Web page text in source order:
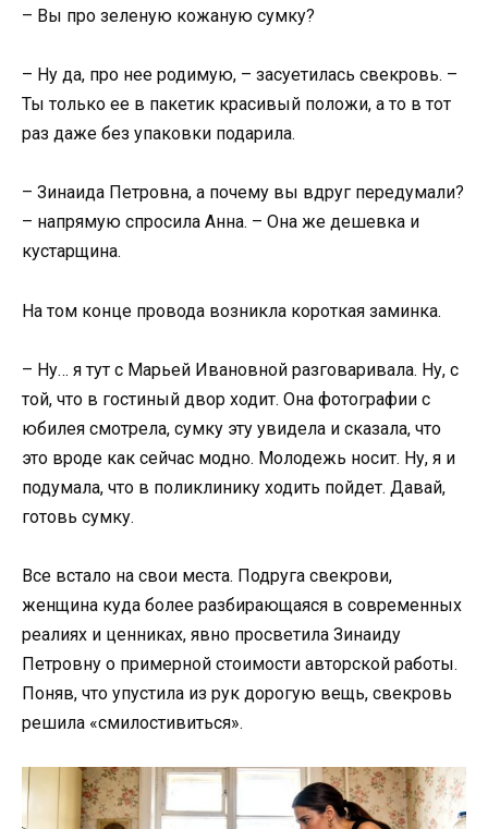
– Вы про зеленую кожаную сумку?
– Ну да, про нее родимую, – засуетилась свекровь. –
Ты только ее в пакетик красивый положи, а то в тот
раз даже без упаковки подарила.
– Зинаида Петровна, а почему вы вдруг передумали?
– напрямую спросила Анна. – Она же дешевка и
кустарщина.
На том конце провода возникла короткая заминка.
– Ну… я тут с Марьей Ивановной разговаривала. Ну, с
той, что в гостиный двор ходит. Она фотографии с
юбилея смотрела, сумку эту увидела и сказала, что
это вроде как сейчас модно. Молодежь носит. Ну, я и
подумала, что в поликлинику ходить пойдет. Давай,
готовь сумку.
Все встало на свои места. Подруга свекрови,
женщина куда более разбирающаяся в современных
реалиях и ценниках, явно просветила Зинаиду
Петровну о примерной стоимости авторской работы.
Поняв, что упустила из рук дорогую вещь, свекровь
решила «смилостивиться».